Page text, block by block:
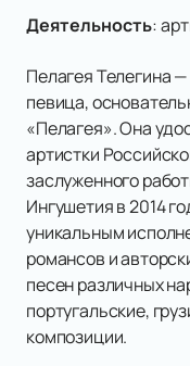
Деятельность:
Пелагея Телегина
певица,
«Пелагея». Она
артистки
заслуженного
Ингушетия в 2014
уникальным
романсов и
песен различных
португальские,
композиции.